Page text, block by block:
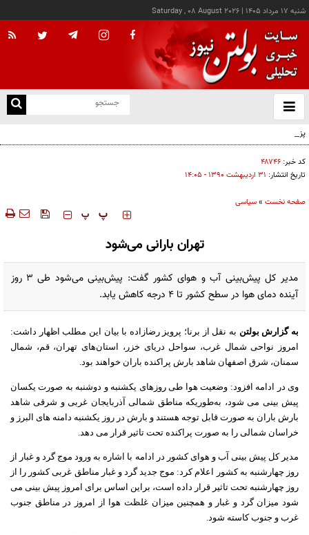
شنبه ۱۷ مرداد ۱۴۰۵ |
Saturday , 08 August 2026
باز
و
پزشکیان: خدمت بی‌منت و مشارکت مردمی، پایه حل مشکلات کشور است
کد خبر: ۴۸۷۴۶
تاریخ انتشار: ۳۱ ارديبهشت ۱۳۹۰ - ۱۴:۰۵
صفحه نخست »سیاسی
‍‍‍ پ پ
تهران بارانی می‌شود
مدیر کل پیش‌بینی آب و هوای کشور گفت: پیش‌بینی می‌شود طی 3 روز
آینده دمای هوا در سطح کشور تا 4 درجه کاهش یابد.
به گزارش بولتن به نقل از برنا؛ پرویز رضازاده با بیان این مطلب اظهار داشت:
امروز نواحی شمال غرب، سواحل دریای خزر، استان‌های تهران، قم، شمال
سمنان، شرق اصفهان شاهد بارش پراکنده باران خواهند بود.
وی در ادامه افزود: وضعیت هوا طی روزهای یکشنبه و دوشنبه به صورت یکسان
پیش بینی می شود، به‌طوریکه مناطق شمالی آذربایجان غربی و شرقی شاهد
بارش باران به صورت قابل توجه هستند و بارش در روز یکشنبه دامنه های البرز و
خراسان شمالی را به صورت پراکنده تحت تاثیر قرار می دهد.
مدیر کل پیش بینی آب و هوای کشور در ادامه با اشاره به ورود موج گرد و غبار از
روز چهارشنبه به کشور اعلام کرد: موج جدید گرد و غبار مناطق غربی کشور را از
روز چهارشنبه تحت تاثیر قرار داده است، براین اساس برای امروز پیش بینی می
شود میزان گرد و غبار و همچنین میزان غلظت هوا از امروز در مناطق جنوب
غرب و جنوب کاسته شود.